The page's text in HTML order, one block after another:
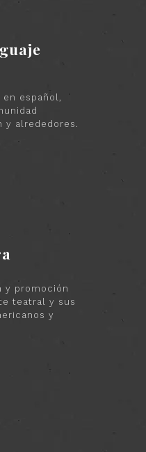
español,
alrededores.
y promoción
teatral y sus
y